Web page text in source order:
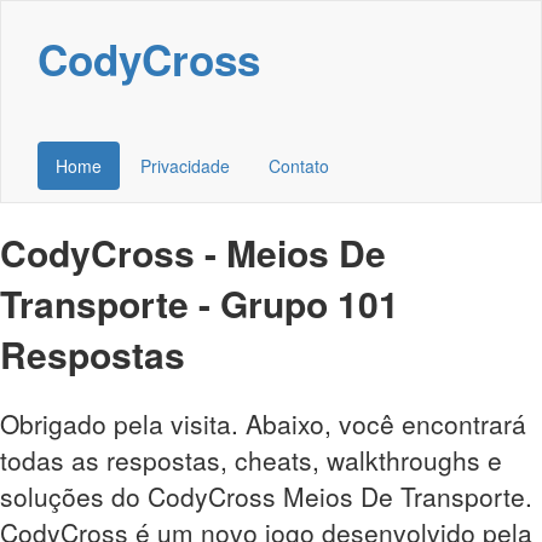
CodyCross
Home Privacidade Contato
CodyCross - Meios De
Transporte - Grupo 101
Respostas
Obrigado pela visita. Abaixo, você encontrará
todas as respostas, cheats, walkthroughs e
soluções do CodyCross Meios De Transporte.
CodyCross é um novo jogo desenvolvido pela